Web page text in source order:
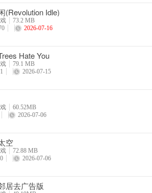
、能连锁攻击的闪电球或是让你开路的黑
(Revolution Idle)
73.2 MB
2026-07-16
Hate You
79.1 MB
2026-07-15
60.52MB
2026-07-06
空
72.88 MB
2026-07-06
居去广告版